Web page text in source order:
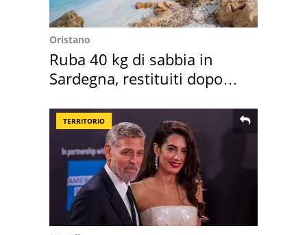
Oristano
Ruba 40 kg di sabbia in
Sardegna, restituiti dopo
TERRITORIO